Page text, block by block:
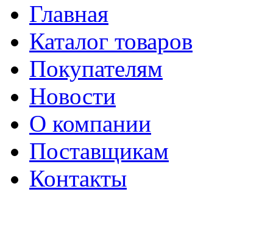
Главная
Каталог товаров
Покупателям
Новости
О компании
Поставщикам
Контакты